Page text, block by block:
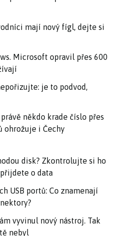
mají nový fígl, dejte si
Microsoft opravil přes 600
je to podvod,
někdo krade číslo přes
ohrožuje i Čechy
disk? Zkontrolujte si ho
o data
USB portů: Co znamenají
vyvinul nový nástroj. Tak
nebyl